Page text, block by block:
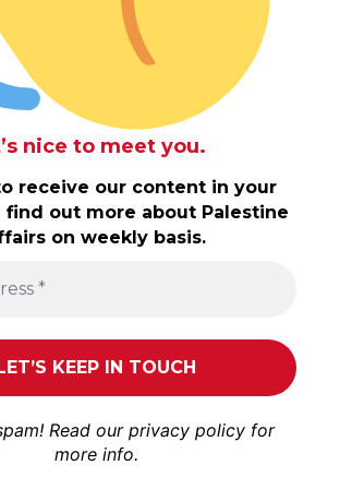
nice to meet you.
receive our content in your
find out more about Palestine
on weekly basis.
Read our privacy policy for
more info.